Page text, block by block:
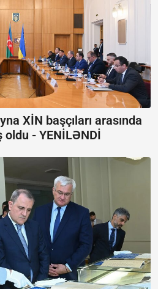
XİN başçıları arasında
oldu - YENİLƏNDİ